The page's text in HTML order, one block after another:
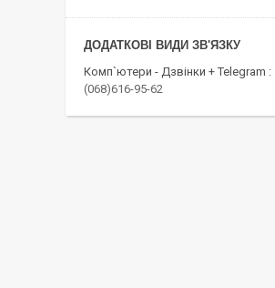
Комп`ютери - Дзвінки + Telegram
(068)616-95-62